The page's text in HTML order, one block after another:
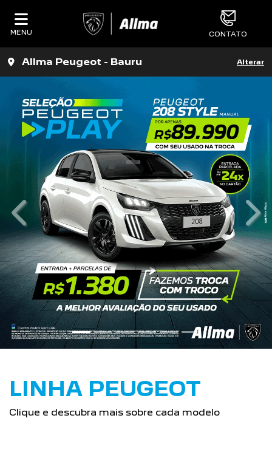
MENU CONTATO
Allma Peugeot - Bauru Alterar
templates.template-
LINHA PEUGEOT
Clique e descubra mais sobre cada modelo